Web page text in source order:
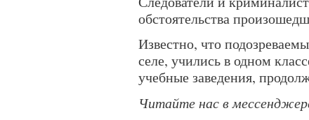
обстоятельства
Известно, что
селе, учились в одном
учебные заведения,
Читайте нас в